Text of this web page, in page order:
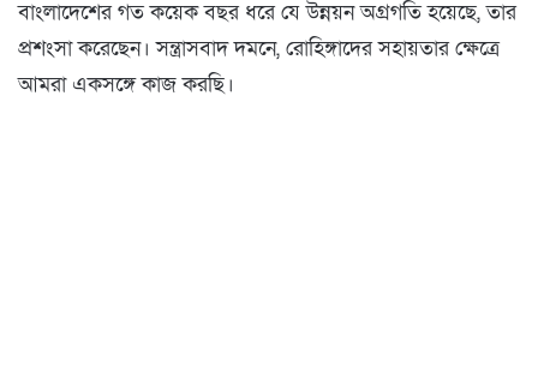
বাংলাদেশের গত কয়েক বছর ধরে যে উন্নয়ন অগ্রগতি হয়েছে, তার
প্রশংসা করেছেন। সন্ত্রাসবাদ দমনে, রোহিঙ্গাদের সহায়তার ক্ষেত্রে
আমরা একসঙ্গে কাজ করছি।